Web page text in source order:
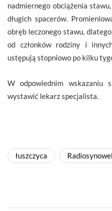
nadmiernego obciążenia
długich spacerów.
obręb leczonego stawu,
od członków rodziny i
ustępują stopniowo po kilku
W odpowiednim wskazaniu
wystawić lekarz specjalista.
łuszczyca